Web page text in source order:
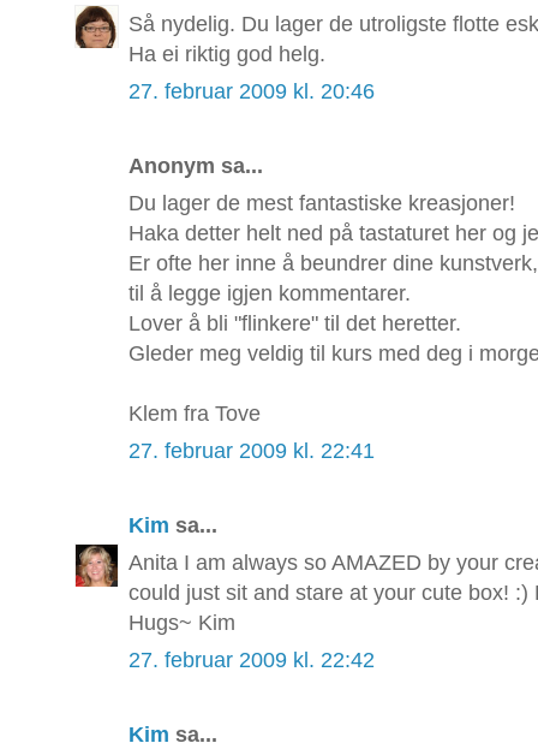
Så nydelig. Du lager de utroligste flotte
Ha ei riktig god helg.
27. februar 2009 kl. 20:46
Anonym sa...
Du lager de mest fantastiske kreasjoner!
Haka detter helt ned på tastaturet her og
Er ofte her inne å beundrer dine
til å legge igjen kommentarer.
Lover å bli "flinkere" til det heretter.
Gleder meg veldig til kurs med deg i
Klem fra Tove
27. februar 2009 kl. 22:41
Kim sa...
Anita I am always so AMAZED by your
could just sit and stare at your cute box! :)
Hugs~ Kim
27. februar 2009 kl. 22:42
Kim sa...